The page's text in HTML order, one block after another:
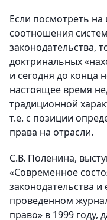
Если посмотреть на
соотношения
законодательства,
доктринальных
и сегодня до конца
настоящее время
традиционной
т.е. с позиции
права на отрасли.
С.В. Поленина,
«Современное
законодательства и
проведенном
право» в 1999 году,